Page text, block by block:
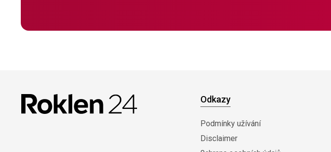
Odkazy
Podmínky užívání
Disclaimer